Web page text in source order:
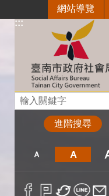
:::
網站導覽
搜尋
進階搜尋